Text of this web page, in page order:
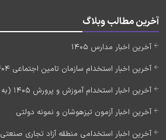
آخرین مطالب وبلاگ
آخرین اخبار مدارس 1405
آخرین اخبار استخدام سازمان تامین اجتماعی 1404 (به زودی)
آخرین اخبار استخدام آموزش و پرورش 1405 (به زودی)
آخرین اخبار آزمون تیزهوشان و نمونه دولتی
آخرین اخبار استخدامی منطقه آزاد تجاری صنعتی 1405